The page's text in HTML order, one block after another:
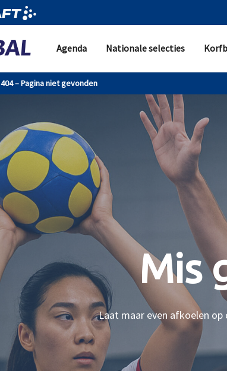
Agenda Nationale selecties
404 – Pagina niet gevonden
Mis
Laat maar even afkoelen